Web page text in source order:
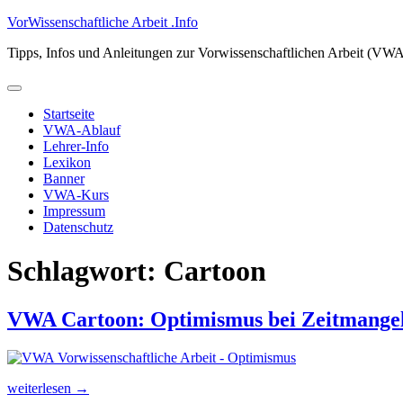
Zum
springen
VorWissenschaftliche Arbeit .Info
Tipps, Infos und Anleitungen zur Vorwissenschaftlichen Arbeit
Primäres
Startseite
VWA-Ablauf
Lehrer-Info
Lexikon
Banner
VWA-Kurs
Impressum
Datenschutz
Schlagwort: Cartoon
VWA Cartoon: Optimismus bei
„VWA
weiterlesen →